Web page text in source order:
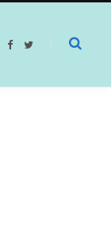
F
b
T
t